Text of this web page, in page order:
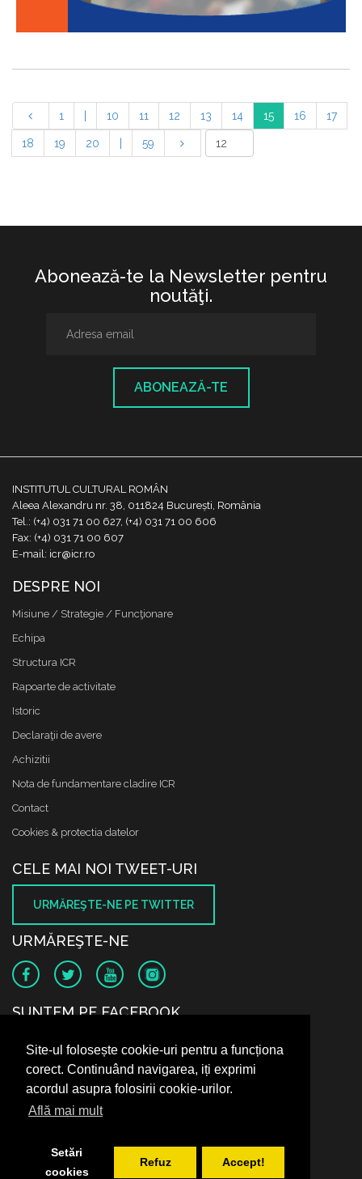
Site-ul folosește cookie-uri pentru a funcționa
corect. Continuând navigarea, iți exprimi
acordul asupra folosirii cookie-urilor.
Află mai mult
Setări
cookies
Refuz Accept!
1 10 11 12 13 14 15 16 17
18 19 20 59
Abonează-te la Newsletter pentru
noutăţi.
ABONEAZĂ-TE
INSTITUTUL CULTURAL ROMÂN
Aleea Alexandru nr. 38, 011824 București, România
Tel.: (+4) 031 71 00 627, (+4) 031 71 00 606
Fax: (+4) 031 71 00 607
E-mail: icr@icr.ro
DESPRE NOI
Misiune / Strategie / Funcţionare
Echipa
Structura ICR
Rapoarte de activitate
Istoric
Declaraţii de avere
Achizitii
Nota de fundamentare cladire ICR
Contact
Cookies & protectia datelor
CELE MAI NOI TWEET-URI
URMĂREŞTE-NE PE TWITTER
URMĂREŞTE-NE
SUNTEM PE FACEBOOK